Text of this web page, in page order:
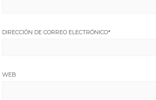
DIRECCIÓN DE CORREO ELECTRÓNICO*
WEB